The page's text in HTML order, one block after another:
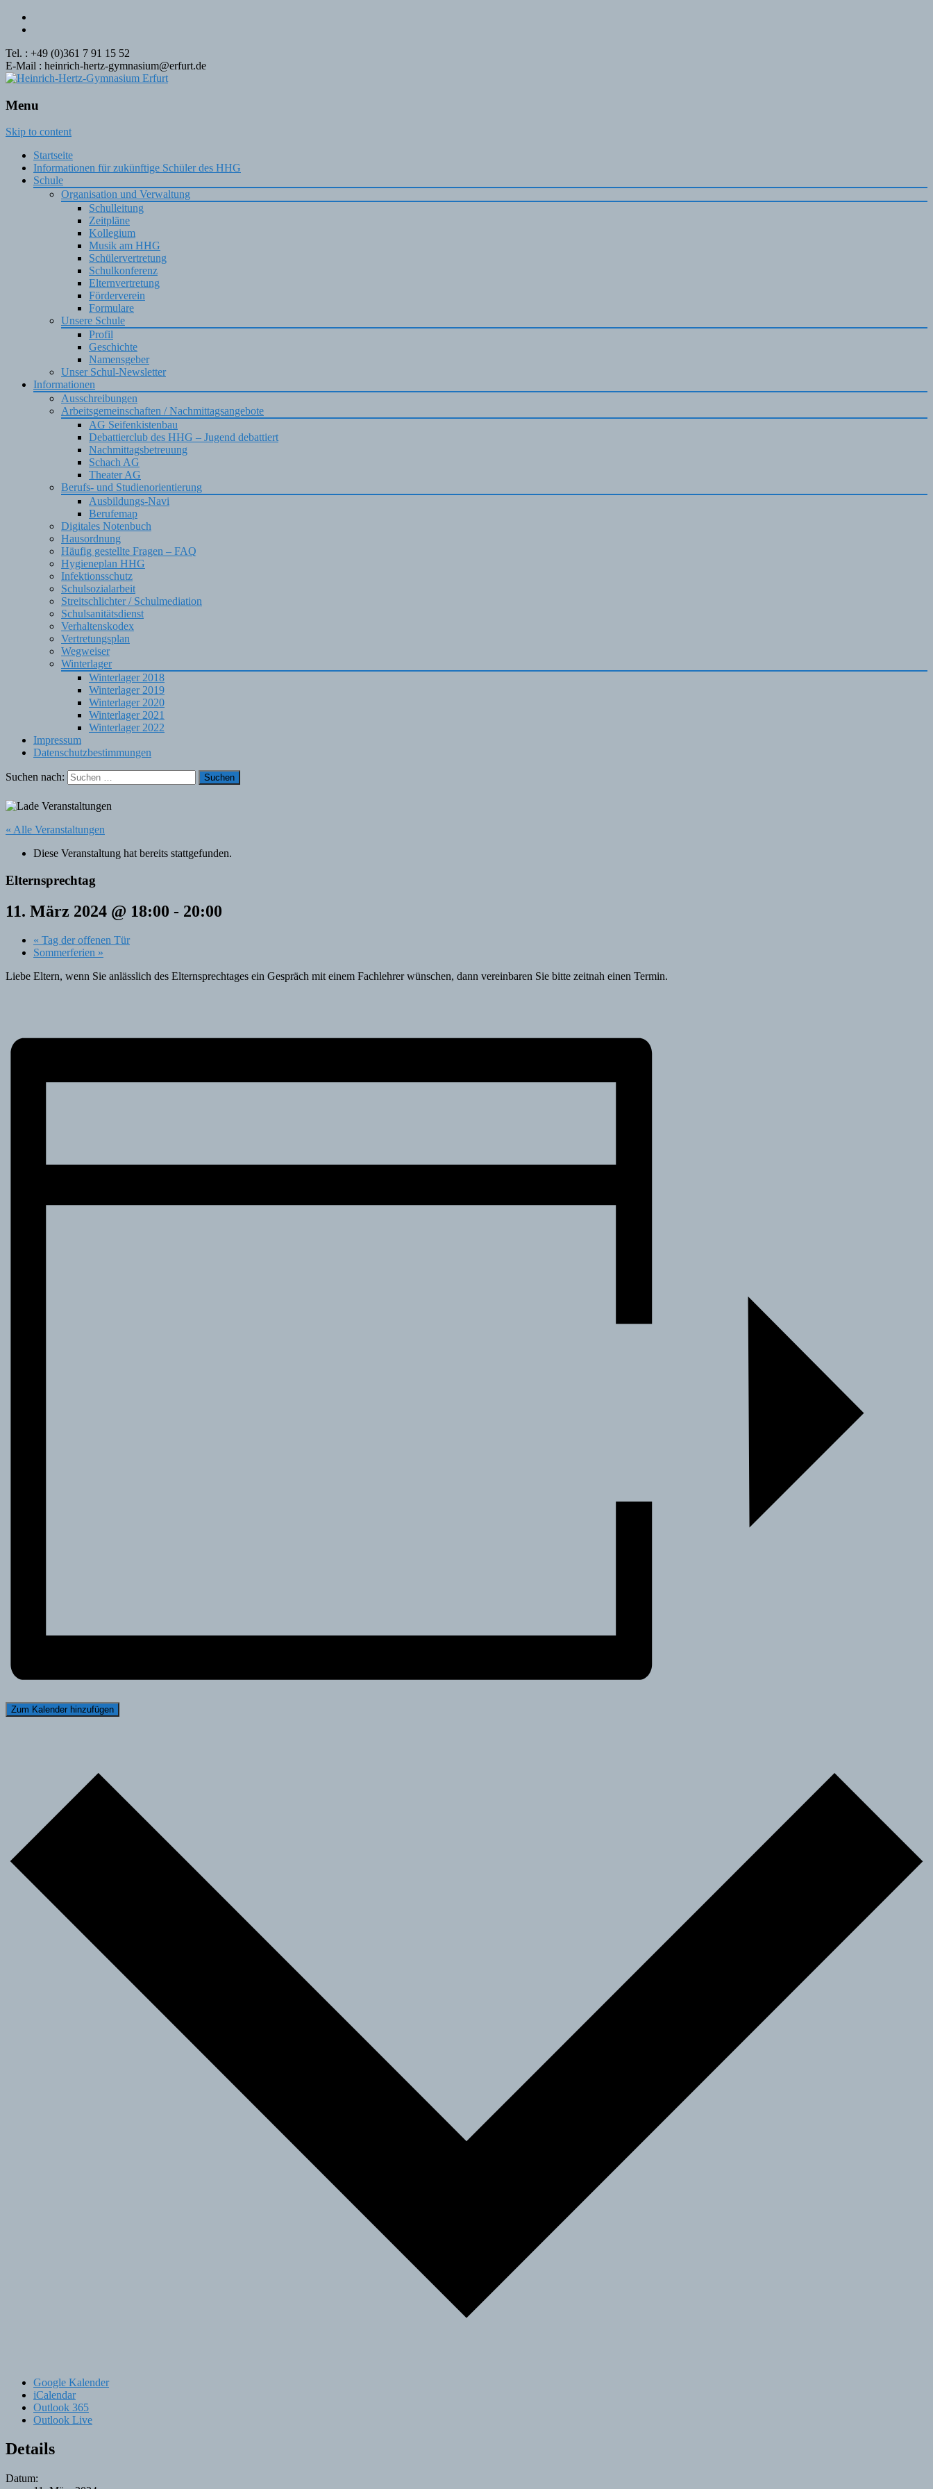
Tel. : +49 (0)361 7 91 15 52
E-Mail : heinrich-hertz-gymnasium@erfurt.de
Menu
Skip to content
Startseite
Informationen für zukünftige Schüler des HHG
Schule
Organisation und Verwaltung
Schulleitung
Zeitpläne
Kollegium
Musik am HHG
Schülervertretung
Schulkonferenz
Elternvertretung
Förderverein
Formulare
Unsere Schule
Profil
Geschichte
Namensgeber
Unser Schul-Newsletter
Informationen
Ausschreibungen
Arbeitsgemeinschaften / Nachmittagsangebote
AG Seifenkistenbau
Debattierclub des HHG – Jugend debattiert
Nachmittagsbetreuung
Schach AG
Theater AG
Berufs- und Studienorientierung
Ausbildungs-Navi
Berufemap
Digitales Notenbuch
Hausordnung
Häufig gestellte Fragen – FAQ
Hygieneplan HHG
Infektionsschutz
Schulsozialarbeit
Streitschlichter / Schulmediation
Schulsanitätsdienst
Verhaltenskodex
Vertretungsplan
Wegweiser
Winterlager
Winterlager 2018
Winterlager 2019
Winterlager 2020
Winterlager 2021
Winterlager 2022
Impressum
Datenschutzbestimmungen
Suchen nach:
« Alle Veranstaltungen
Diese Veranstaltung hat bereits stattgefunden.
Elternsprechtag
11. März 2024 @ 18:00 - 20:00
« Tag der offenen Tür
Sommerferien »
Liebe Eltern, wenn Sie anlässlich des Elternsprechtages ein Gespräch mit einem Fachlehrer wünschen, dann vereinbaren Sie bitte zeitnah einen Termin.
Zum Kalender hinzufügen
Google Kalender
iCalendar
Outlook 365
Outlook Live
Details
Datum: